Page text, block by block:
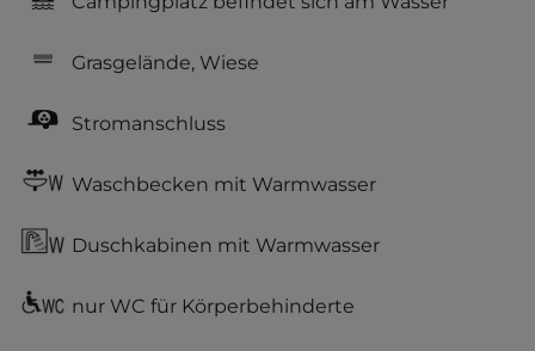
Grasgelände, Wiese
Stromanschluss
Waschbecken mit Warmwasser
Duschkabinen mit Warmwasser
nur WC für Körperbehinderte